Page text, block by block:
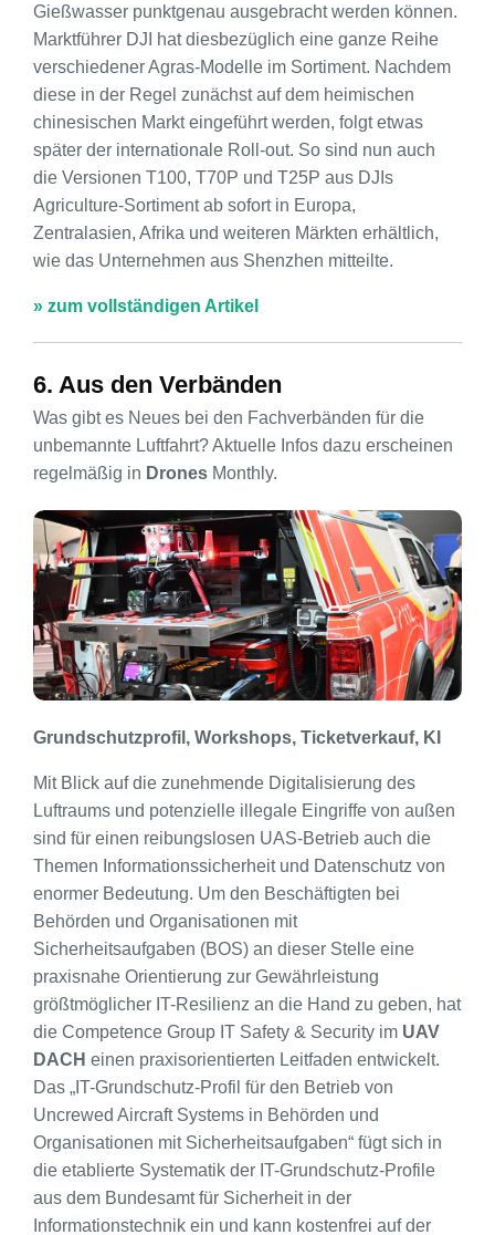
Gießwasser punktgenau ausgebracht werden können.
Marktführer DJI hat diesbezüglich eine ganze Reihe
verschiedener Agras-Modelle im Sortiment. Nachdem
diese in der Regel zunächst auf dem heimischen
chinesischen Markt eingeführt werden, folgt etwas
später der internationale Roll-out. So sind nun auch
die Versionen T100, T70P und T25P aus DJIs
Agriculture-Sortiment ab sofort in Europa,
Zentralasien, Afrika und weiteren Märkten erhältlich,
wie das Unternehmen aus Shenzhen mitteilte.
» zum vollständigen Artikel
6. Aus den Verbänden
Was gibt es Neues bei den Fachverbänden für die
unbemannte Luftfahrt? Aktuelle Infos dazu erscheinen
regelmäßig in Drones Monthly.
Grundschutzprofil, Workshops, Ticketverkauf, KI
Mit Blick auf die zunehmende Digitalisierung des
Luftraums und potenzielle illegale Eingriffe von außen
sind für einen reibungslosen UAS-Betrieb auch die
Themen Informationssicherheit und Datenschutz von
enormer Bedeutung. Um den Beschäftigten bei
Behörden und Organisationen mit
Sicherheitsaufgaben (BOS) an dieser Stelle eine
praxisnahe Orientierung zur Gewährleistung
größtmöglicher IT-Resilienz an die Hand zu geben, hat
die Competence Group IT Safety & Security im UAV
DACH einen praxisorientierten Leitfaden entwickelt.
Das „IT-Grundschutz-Profil für den Betrieb von
Uncrewed Aircraft Systems in Behörden und
Organisationen mit Sicherheitsaufgaben“ fügt sich in
die etablierte Systematik der IT-Grundschutz-Profile
aus dem Bundesamt für Sicherheit in der
Informationstechnik ein und kann kostenfrei auf der